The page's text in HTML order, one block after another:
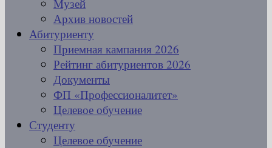
Музей
Архив новостей
Абитуриенту
Приемная кампания 2026
Рейтинг абитуриентов 2026
Документы
ФП «Профессионалитет»
Целевое обучение
Студенту
Целевое обучение